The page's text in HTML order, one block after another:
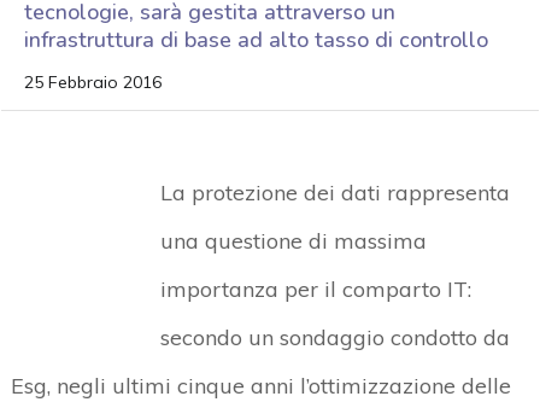
tecnologie, sarà gestita attraverso un
infrastruttura di base ad alto tasso di controllo
25 Febbraio 2016
La protezione dei dati rappresenta
una questione di massima
importanza per il comparto IT:
secondo un sondaggio condotto da
Esg, negli ultimi cinque anni l’ottimizzazione delle